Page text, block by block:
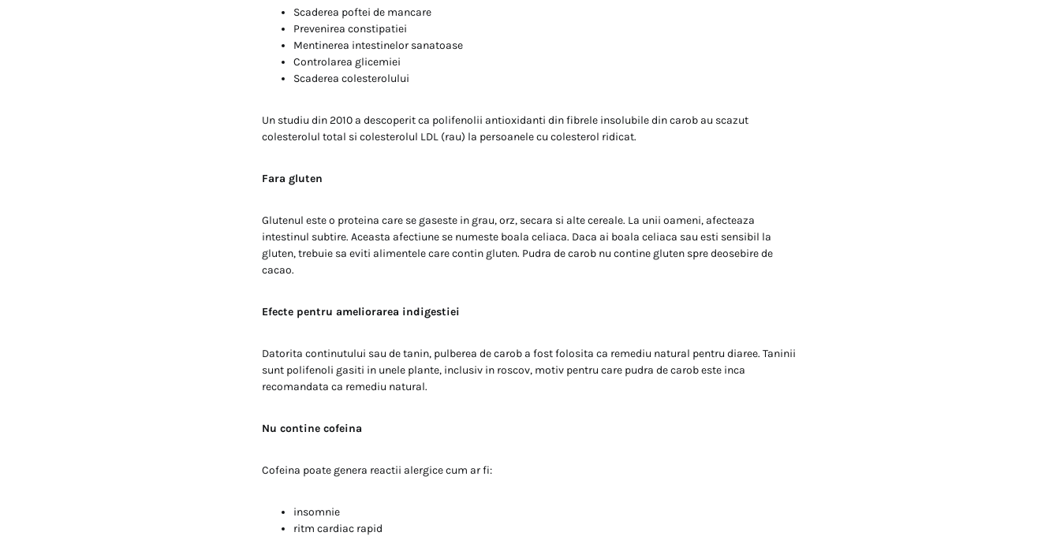
Scaderea poftei de mancare
Prevenirea constipatiei
Mentinerea intestinelor sanatoase
Controlarea glicemiei
Scaderea colesterolului
Un studiu din 2010 a descoperit ca polifenolii antioxidanti din fibrele insolubile din carob au scazut
colesterolul total si colesterolul LDL (rau) la persoanele cu colesterol ridicat.
Fara gluten
Glutenul este o proteina care se gaseste in grau, orz, secara si alte cereale. La unii oameni, afecteaza
intestinul subtire. Aceasta afectiune se numeste boala celiaca. Daca ai boala celiaca sau esti sensibil la
gluten, trebuie sa eviti alimentele care contin gluten. Pudra de carob nu contine gluten spre deosebire de
cacao.
Efecte pentru ameliorarea indigestiei
Datorita continutului sau de tanin, pulberea de carob a fost folosita ca remediu natural pentru diaree. Taninii
sunt polifenoli gasiti in unele plante, inclusiv in roscov, motiv pentru care pudra de carob este inca
recomandata ca remediu natural.
Nu contine cofeina
Cofeina poate genera reactii alergice cum ar fi:
insomnie
ritm cardiac rapid